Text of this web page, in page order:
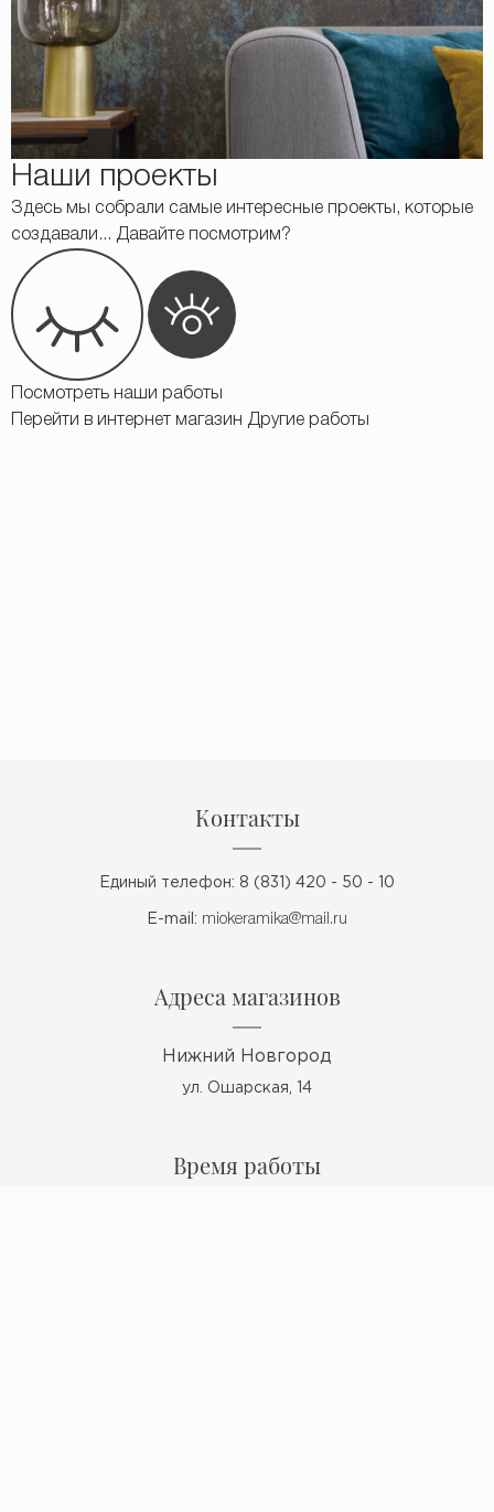
Наши проекты
Здесь мы собрали самые интересные проекты, которые
создавали... Давайте посмотрим?
Посмотреть наши работы
Перейти в интернет магазин Другие работы
Контакты
Единый телефон: 8 (831) 420 - 50 - 10
E-mail: miokeramika@mail.ru
Адреса магазинов
Нижний Новгород
ул. Ошарская, 14
Время работы